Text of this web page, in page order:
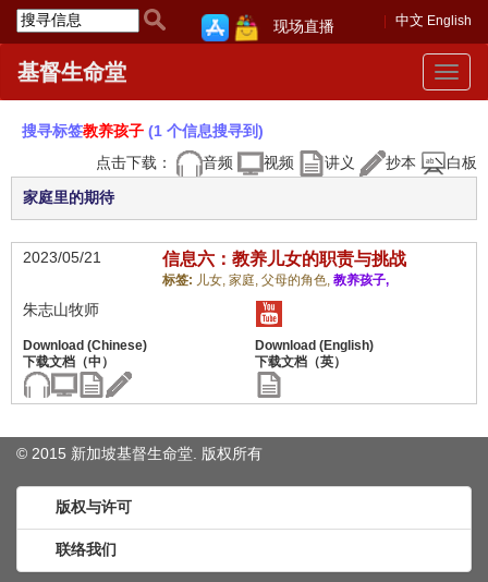
中文 English
现场直播
Toggle
基督生命堂
搜寻标签教养孩子 (1 个信息搜寻到)
点击下载：
音频 视频 讲义 抄本 白板
家庭里的期待
2023/05/21 信息六：教养儿女的职责与挑战
标签: 儿女, 家庭, 父母的角色, 教养孩子,
朱志山牧师
© 2015 新加坡基督生命堂. 版权所有
版权与许可
联络我们